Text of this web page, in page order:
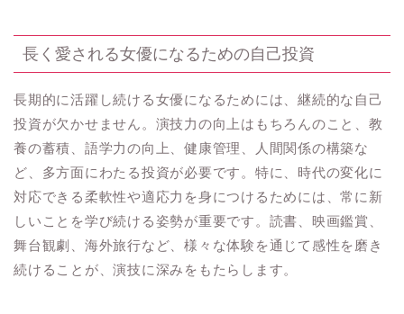
長く愛される女優になるための自己投資
長期的に活躍し続ける女優になるためには、継続的な自己
投資が欠かせません。演技力の向上はもちろんのこと、教
養の蓄積、語学力の向上、健康管理、人間関係の構築な
ど、多方面にわたる投資が必要です。特に、時代の変化に
対応できる柔軟性や適応力を身につけるためには、常に新
しいことを学び続ける姿勢が重要です。読書、映画鑑賞、
舞台観劇、海外旅行など、様々な体験を通じて感性を磨き
続けることが、演技に深みをもたらします。